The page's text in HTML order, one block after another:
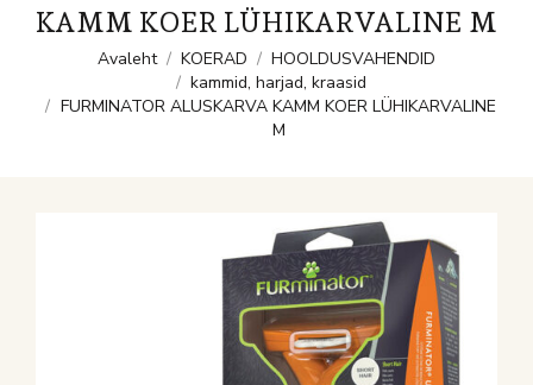
KAMM KOER LÜHIKARVALINE M
You are here:
Avaleht KOERAD
HOOLDUSVAHENDID
kammid, harjad, kraasid
FURMINATOR ALUSKARVA KAMM KOER LÜHIKARVALINE
M